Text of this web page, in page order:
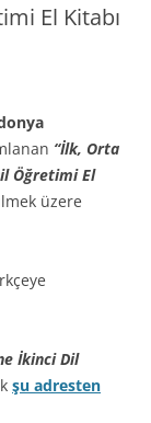
El Kitabı
“İlk, Orta
Öğretimi El
üzere
İkinci Dil
şu adresten